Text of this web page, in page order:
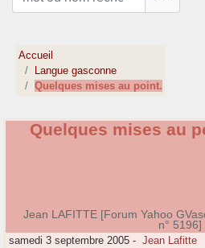
Accueil
Langue gasconne
Quelques mises au point.
Quelques mises au
Jean LAFITTE [Forum Yahoo
n° 5196]
samedi 3 septembre 2005 - Jean Lafitte